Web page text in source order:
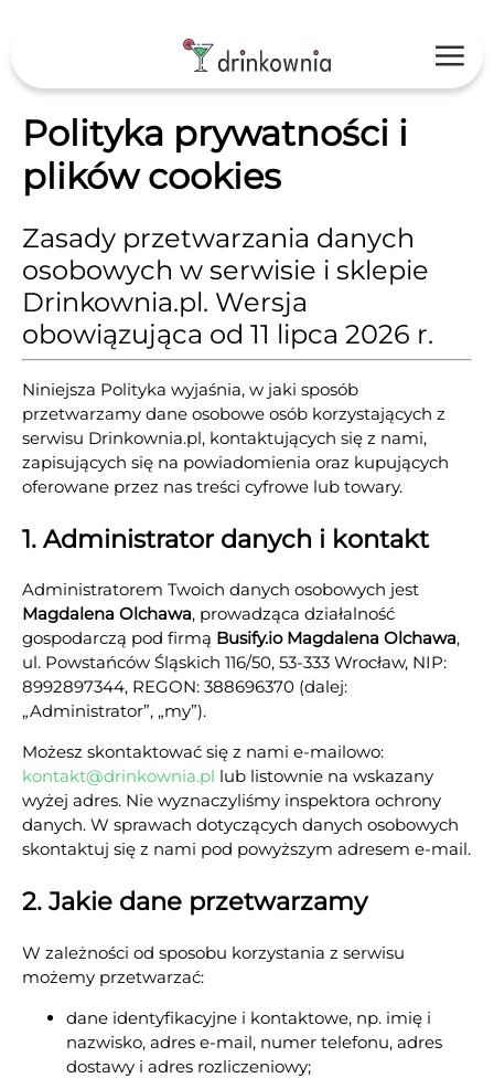
Polityka prywatności i
plików cookies
Zasady przetwarzania danych
osobowych w serwisie i sklepie
Drinkownia.pl. Wersja
obowiązująca od 11 lipca 2026 r.
Niniejsza Polityka wyjaśnia, w jaki sposób
przetwarzamy dane osobowe osób korzystających z
serwisu Drinkownia.pl, kontaktujących się z nami,
zapisujących się na powiadomienia oraz kupujących
oferowane przez nas treści cyfrowe lub towary.
1. Administrator danych i kontakt
Administratorem Twoich danych osobowych jest
Magdalena Olchawa, prowadząca działalność
gospodarczą pod firmą Busify.io Magdalena Olchawa,
ul. Powstańców Śląskich 116/50, 53-333 Wrocław, NIP:
8992897344, REGON: 388696370 (dalej:
„Administrator”, „my”).
Możesz skontaktować się z nami e-mailowo:
kontakt@drinkownia.pl lub listownie na wskazany
wyżej adres. Nie wyznaczyliśmy inspektora ochrony
danych. W sprawach dotyczących danych osobowych
skontaktuj się z nami pod powyższym adresem e-mail.
2. Jakie dane przetwarzamy
W zależności od sposobu korzystania z serwisu
możemy przetwarzać:
dane identyfikacyjne i kontaktowe, np. imię i
nazwisko, adres e-mail, numer telefonu, adres
dostawy i adres rozliczeniowy;